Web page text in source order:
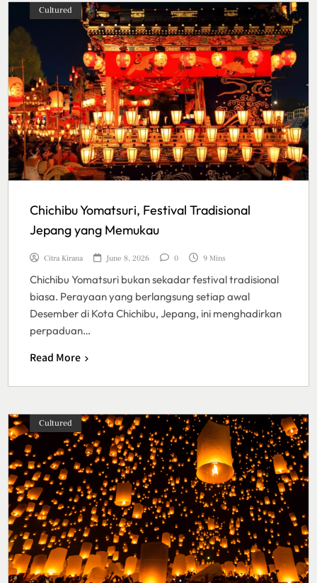
Cultured
Chichibu Yomatsuri, Festival Tradisional
Jepang yang Memukau
Citra Kirana June 8, 2026 0 9 Mins
Chichibu Yomatsuri bukan sekadar festival tradisional
biasa. Perayaan yang berlangsung setiap awal
Desember di Kota Chichibu, Jepang, ini menghadirkan
perpaduan…
Read More
Cultured